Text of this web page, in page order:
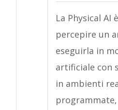
La Physical AI è
percepire un
eseguirla in
artificiale con
in ambienti
programmate,